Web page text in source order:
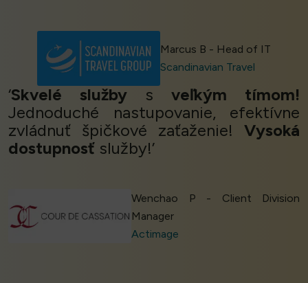
Marcus B - Head of IT
Scandinavian Travel
‘Skvelé služby s veľkým tímom!
Jednoduché nastupovanie, efektívne
zvládnuť špičkové zaťaženie! Vysoká
dostupnosť služby!’
Wenchao P - Client Division
Manager
Actimage